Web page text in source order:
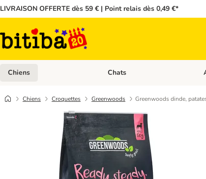
LIVRAISON OFFERTE dès 59 € | Point relais dès 0,49 €*
Chiens Dérouler les catégories: Chiens
Chats
Chiens Croquettes Greenwoods Greenwoods dinde,